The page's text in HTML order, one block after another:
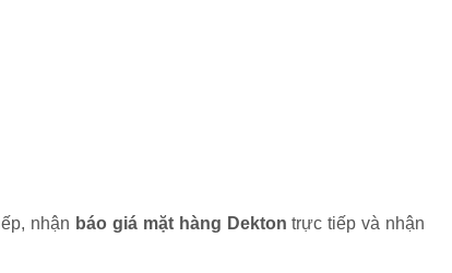
nhận báo giá mặt hàng Dektontrực tiếp và nhận